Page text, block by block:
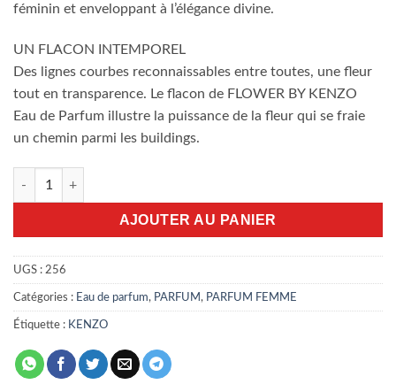
féminin et enveloppant à l’élégance divine.
UN FLACON INTEMPOREL
Des lignes courbes reconnaissables entre toutes, une fleur
tout en transparence. Le flacon de FLOWER BY KENZO
Eau de Parfum illustre la puissance de la fleur qui se fraie
un chemin parmi les buildings.
quantité de Kenzo flower 100ml EDP
AJOUTER AU PANIER
UGS : 256
Catégories : Eau de parfum, PARFUM , PARFUM FEMME
Étiquette : KENZO